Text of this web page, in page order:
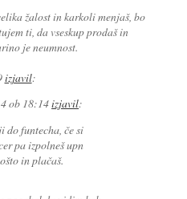
žalost in karkoli menjaš, bo
ti, da vseskup prodaš in
je neumnost.
izjavil:
ob 18:14izjavil:
do funtecha, če si
pa izpolneš upn
in plačaš.